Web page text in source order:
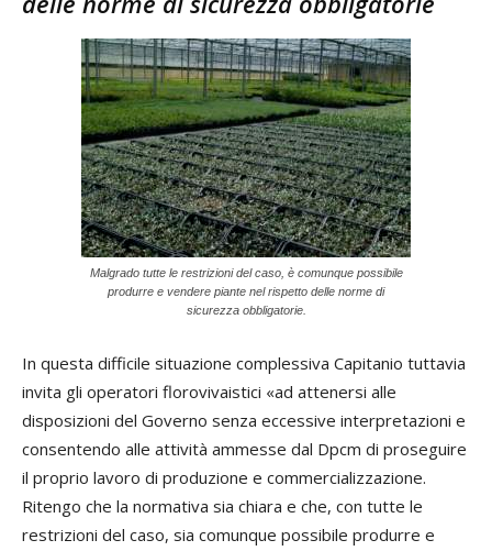
Malgrado tutte le restrizioni del caso, è comunque possibile
produrre e vendere piante nel rispetto delle norme di
sicurezza obbligatorie.
In questa difficile situazione complessiva Capitanio tuttavia
invita gli operatori florovivaistici «ad attenersi alle
disposizioni del Governo senza eccessive interpretazioni e
consentendo alle attività ammesse dal Dpcm di proseguire
il proprio lavoro di produzione e commercializzazione.
Ritengo che la normativa sia chiara e che, con tutte le
restrizioni del caso, sia comunque possibile produrre e